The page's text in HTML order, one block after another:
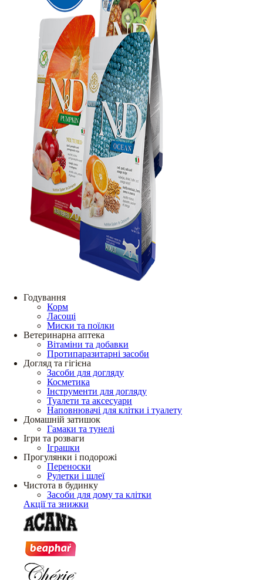
Годування
Корм
Ласощі
Миски та поїлки
Ветеринарна аптека
Вітаміни та добавки
Протипаразитарні засоби
Догляд та гігієна
Засоби для догляду
Косметика
Інструменти для догляду
Туалети та аксесуари
Наповнювачі для клітки і туалету
Домашній затишок
Гамаки та тунелі
Ігри та розваги
Іграшки
Прогулянки і подорожі
Переноски
Рулетки і шлеї
Чистота в будинку
Засоби для дому та клітки
Акції та знижки